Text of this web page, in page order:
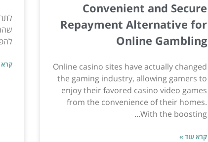
Convenient and Secure
Repayment Alternative for
Online Gambling
Online casino sites have actually changed
the gaming industry, allowing gamers to
enjoy their favored casino video games
from the convenience of their homes.
With the boosting...
קרא עוד »
קרא